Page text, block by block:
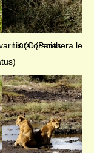
(Coracias
Liūtai (Panthera leo